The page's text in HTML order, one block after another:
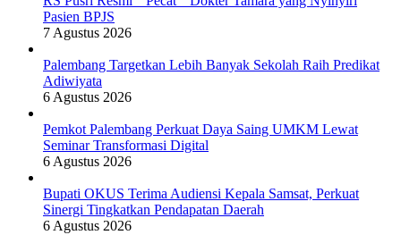
Pasien BPJS
7 Agustus 2026
Palembang Targetkan Lebih Banyak Sekolah Raih Predikat
Adiwiyata
6 Agustus 2026
Pemkot Palembang Perkuat Daya Saing UMKM Lewat
Seminar Transformasi Digital
6 Agustus 2026
Bupati OKUS Terima Audiensi Kepala Samsat, Perkuat
Sinergi Tingkatkan Pendapatan Daerah
6 Agustus 2026